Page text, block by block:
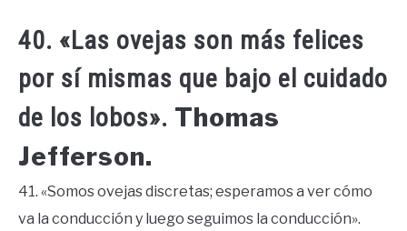
40. «Las ovejas son más felices
por sí mismas que bajo el cuidado
de los lobos». Thomas
Jefferson.
41. «Somos ovejas discretas; esperamos a ver cómo
va la conducción y luego seguimos la conducción».